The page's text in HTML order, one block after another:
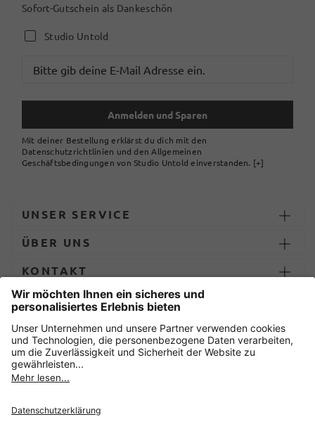
Sofort-Gutschein als Dankeschön
Studio Untold
Anmelden und Sparen
Mit deiner Bestellung erklärst du dich mit den
Datenschutzrichtlinien und den Allgemeinen
Geschäftsbedingungen von Studio Untold einverstanden. [+]
UNSER SERVICE
ÜBER UNS
KONTAKT
ZAHLUNG UND LIEFERUNG
Sicher einkaufen mit